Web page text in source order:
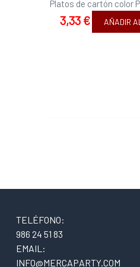
Platos de cartón color
3,33 € AÑADIR
TELÉFONO:
986 24 51 83
EMAIL:
INFO@MERCAPARTY.COM